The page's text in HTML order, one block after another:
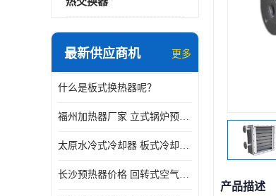
最新供应商机 更多
什么是板式换热器呢？
福州加热器厂家 立式锅炉预热器
太原水冷式冷却器 板式冷却器厂家
长沙预热器价格 回转式空气预热器
产品描述